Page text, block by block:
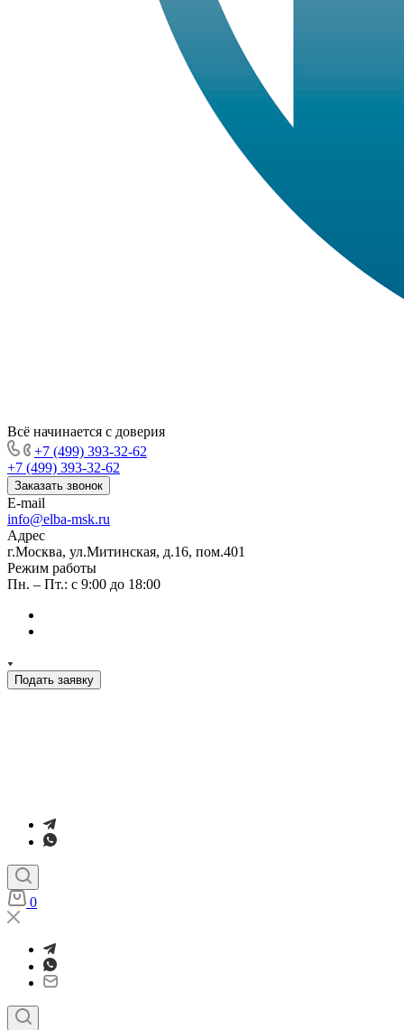
Всё начинается с доверия
+7 (499) 393-32-62
+7 (499) 393-32-62
Заказать звонок
E-mail
info@elba-msk.ru
Адрес
г.Москва, ул.Митинская, д.16, пом.401
Режим работы
Пн. – Пт.: с 9:00 до 18:00
Подать заявку
0